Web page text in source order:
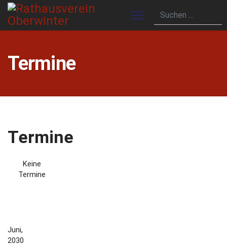
Termine
Termine
Keine
Termine
Juni,
2030